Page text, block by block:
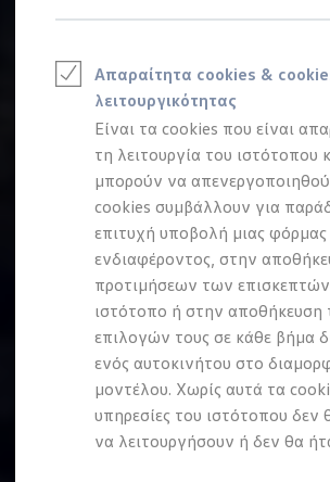
Απαραίτητα cookies &
λειτουργικότητας
Είναι τα cookies που είναι
τη λειτουργία του ιστότοπου
μπορούν να
cookies συμβάλλουν για
επιτυχή υποβολή μιας
ενδιαφέροντος, στην
προτιμήσεων των
ιστότοπο ή στην αποθήκευση
επιλογών τους σε κάθε βήμα
ενός αυτοκινήτου στο
μοντέλου. Χωρίς αυτά τα
υπηρεσίες του ιστότοπου
να λειτουργήσουν ή δεν θα
Golf GTE
Νέο Tayron ehybrid
e-Tools για ηλεκτρικά
Προσομοιωτής αυτονομίας
Προσομοιωτής χρόνου
Προσομοιωτής κόστους
ID. Ενημερώσεις λογισμικού
We Charge - Υπηρεσία
Εύρεση δημόσιων σημείων
ID. Charger
Ενημέρωση ID.
Πλατφόρμα MEB
Μύθοι & Αλήθειες για την
Πού μπορώ να φορτίσω;
Πόσο μακριά μπορώ να
Πώς μπορώ να πληρώσω;
Πώς μπορώ να φορτίσω;
Η αντλία θερμότητας στα
Η λειτουργία ανάκτησης
Το σύστημα πέδησης στα
Διαθέσιμα νέα και μεταχειρισμένα
Διαθέσιμα νέα αυτοκίνητα